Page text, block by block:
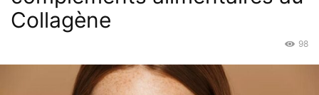
Collagène
98